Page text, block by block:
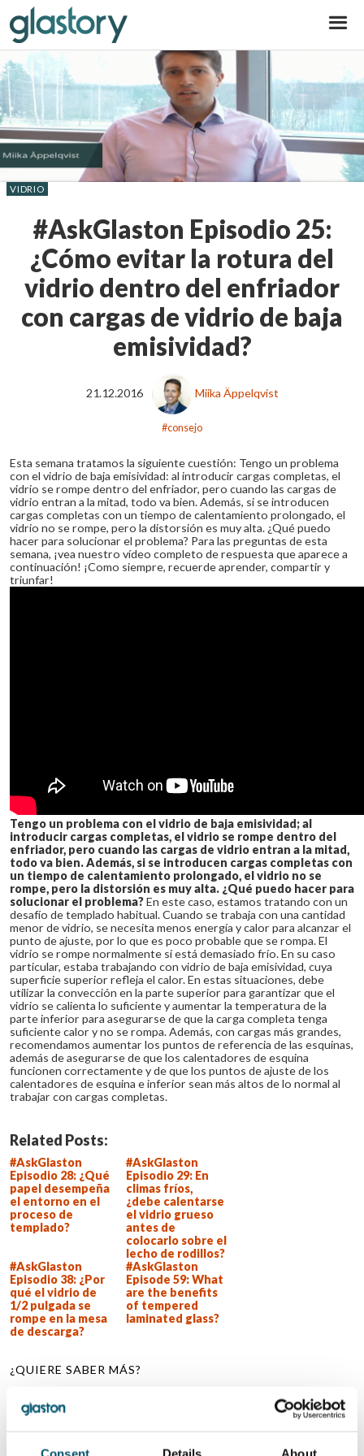
#AskGlaston Episodio 25:
¿Cómo evitar la rotura del
vidrio dentro del enfriador
con cargas de vidrio de baja
emisividad?
VIDRIO
21.12.2016 Miika Äppelqvist
consejo
Esta semana tratamos la siguiente cuestión: Tengo un problema
con el vidrio de baja emisividad: al introducir cargas completas, el
vidrio se rompe dentro del enfriador, pero cuando las cargas de
vidrio entran a la mitad, todo va bien. Además, si se introducen
cargas completas con un tiempo de calentamiento prolongado, el
vidrio no se rompe, pero la distorsión es muy alta. ¿Qué puedo
hacer para solucionar el problema? Para las preguntas de esta
semana, ¡vea nuestro vídeo completo de respuesta que aparece a
continuación! ¡Como siempre, recuerde aprender, compartir y
triunfar!
Tengo un problema con el vidrio de baja emisividad; al
introducir cargas completas, el vidrio se rompe dentro del
enfriador, pero cuando las cargas de vidrio entran a la mitad,
todo va bien. Además, si se introducen cargas completas con
un tiempo de calentamiento prolongado, el vidrio no se
rompe, pero la distorsión es muy alta. ¿Qué puedo hacer para
solucionar el problema?En este caso, estamos tratando con un
desafío de templado habitual. Cuando se trabaja con una cantidad
menor de vidrio, se necesita menos energía y calor para alcanzar el
punto de ajuste, por lo que es poco probable que se rompa. El
vidrio se rompe normalmente si está demasiado frío. En su caso
particular, estaba trabajando con vidrio de baja emisividad, cuya
superficie superior refleja el calor. En estas situaciones, debe
utilizar la convección en la parte superior para garantizar que el
vidrio se calienta lo suficiente y aumentar la temperatura de la
parte inferior para asegurarse de que la carga completa tenga
suficiente calor y no se rompa. Además, con cargas más grandes,
recomendamos aumentar los puntos de referencia de las esquinas,
además de asegurarse de que los calentadores de esquina
funcionen correctamente y de que los puntos de ajuste de los
calentadores de esquina e inferior sean más altos de lo normal al
trabajar con cargas completas.
Related Posts:
#AskGlaston
Episodio 28: ¿Qué
papel desempeña
el entorno en el
proceso de
templado?
#AskGlaston
Episodio 29: En
climas fríos,
¿debe calentarse
el vidrio grueso
antes de
colocarlo sobre el
lecho de rodillos?
#AskGlaston
Episodio 38: ¿Por
qué el vidrio de
1/2 pulgada se
rompe en la mesa
de descarga?
#AskGlaston
Episode 59: What
are the benefits
of tempered
laminated glass?
¿QUIERE SABER MÁS?
Email: